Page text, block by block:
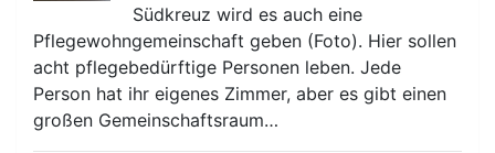
Südkreuz wird es auch eine
Pflegewohngemeinschaft geben (Foto). Hier sollen
acht pflegebedürftige Personen leben. Jede
Person hat ihr eigenes Zimmer, aber es gibt einen
großen Gemeinschaftsraum…